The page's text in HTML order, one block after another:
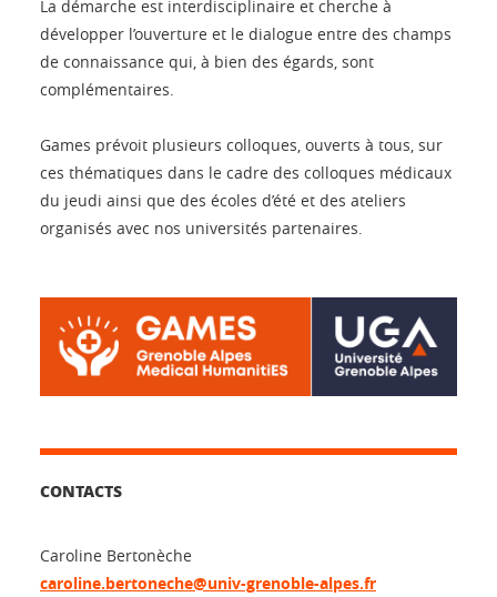
La démarche est interdisciplinaire et cherche à
développer l’ouverture et le dialogue entre des champs
de connaissance qui, à bien des égards, sont
complémentaires.
Games prévoit plusieurs colloques, ouverts à tous, sur
ces thématiques dans le cadre des colloques médicaux
du jeudi ainsi que des écoles d’été et des ateliers
organisés avec nos universités partenaires.
CONTACTS
Caroline Bertonèche
caroline.bertoneche@univ-grenoble-alpes.fr